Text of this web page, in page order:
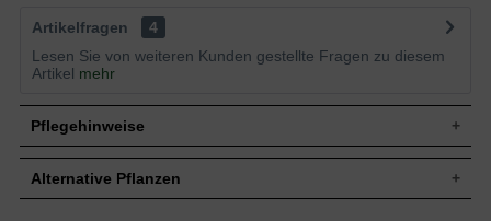
Artikelfragen
4
Lesen Sie von weiteren Kunden gestellte Fragen zu diesem
Artikel mehr
Pflegehinweise
Pflanz- und Pflegetipps Cornus alba 'Sibirica' /
Alternative Pflanzen